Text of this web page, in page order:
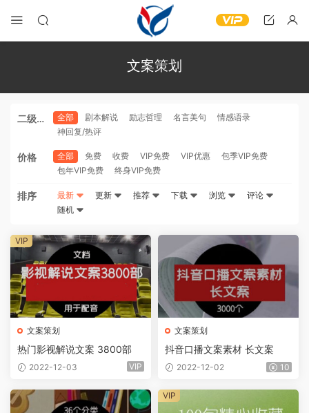
文案策划
二级分
全部 剧本解说 励志哲理 名言美句
情感语录
神回复/热评
价格 全部 免费 收费 VIP免费 VIP优惠
包季VIP免费
包年VIP免费
终身VIP免费
排序 最新 更新 推荐 下载 浏览
评论
随机
文案策划
热门影视解说文案 3800部
2022-12-03 VIP
VIP
文案策划
抖音口播文案素材 长文案
2022-12-02 10
VIP